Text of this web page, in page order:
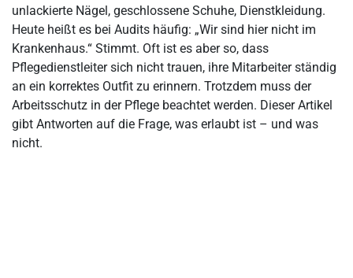
Arbeitsschutz in der Pflege: Wie sollte Arbeitskleidung
beschaffen sein?
Muster: Dienstanweisung zur persönlichen Hygiene während der
Arbeit
Fazit
FAQs: Häufige Fragen zum Thema Arbeitsschutz in der Pflege
unlackierte Nägel, geschlossene Schuhe, Dienstkleidung.
Heute heißt es bei Audits häufig: „Wir sind hier nicht im
Krankenhaus.“ Stimmt. Oft ist es aber so, dass
Pflegedienstleiter sich nicht trauen, ihre Mitarbeiter ständig
an ein korrektes Outfit zu erinnern. Trotzdem muss der
Arbeitsschutz in der Pflege beachtet werden. Dieser Artikel
gibt Antworten auf die Frage, was erlaubt ist – und was
nicht.